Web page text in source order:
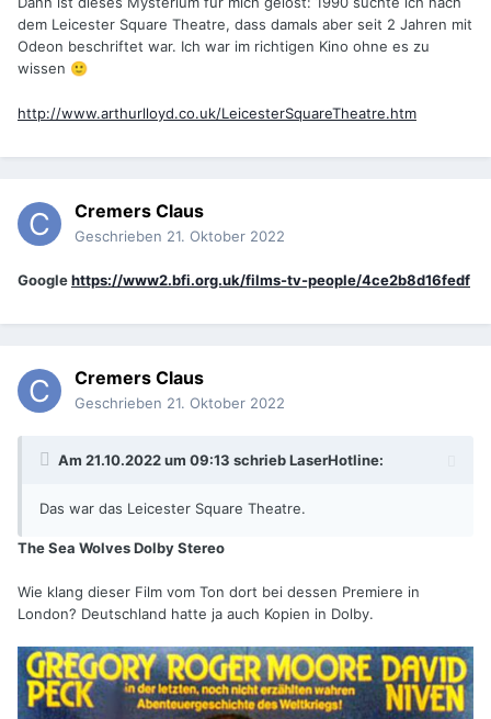
dem Leicester Square Theatre, dass damals aber seit 2 Jahren mit
Odeon beschriftet war. Ich war im richtigen Kino ohne es zu
wissen 🙂
http://www.arthurlloyd.co.uk/LeicesterSquareTheatre.htm
Cremers Claus
Geschrieben 21. Oktober 2022
Googlehttps://www2.bfi.org.uk/films-tv-people/4ce2b8d16fedf
Cremers Claus
Geschrieben 21. Oktober 2022
Am 21.10.2022 um 09:13 schriebLaserHotline:
Das war das Leicester Square Theatre.
The Sea Wolves Dolby Stereo
Wie klang dieser Film vom Ton dort bei dessen Premiere in
London? Deutschland hatte ja auch Kopien in Dolby.